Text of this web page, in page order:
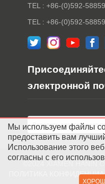
TEL : +86-(0)592-
TEL : +86-(0)592-
электронной
ПОЛИТИКА
Мы используем файлы
предоставить вам
Использование этого
согласны с его